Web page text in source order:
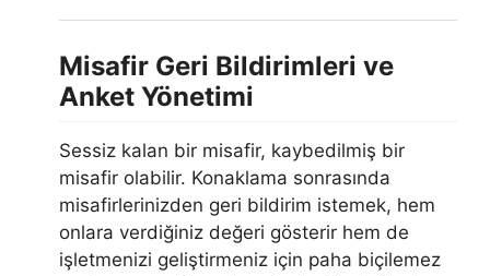
Misafir Geri Bildirimleri ve
Anket Yönetimi
Sessiz kalan bir misafir, kaybedilmiş bir
misafir olabilir. Konaklama sonrasında
misafirlerinizden geri bildirim istemek, hem
onlara verdiğiniz değeri gösterir hem de
işletmenizi geliştirmeniz için paha biçilemez